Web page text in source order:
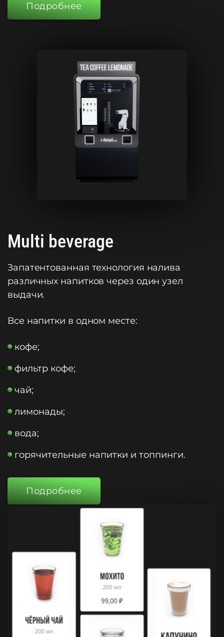
Подробнее
Multi beverage
Запатентованная технология налива
различных напитков через один узел
выдачи.
Все напитки в одном месте:
кофе;
фильтр кофе;
чай;
лимонады;
вода;
горячительные напитки и топпинги.
Подробнее